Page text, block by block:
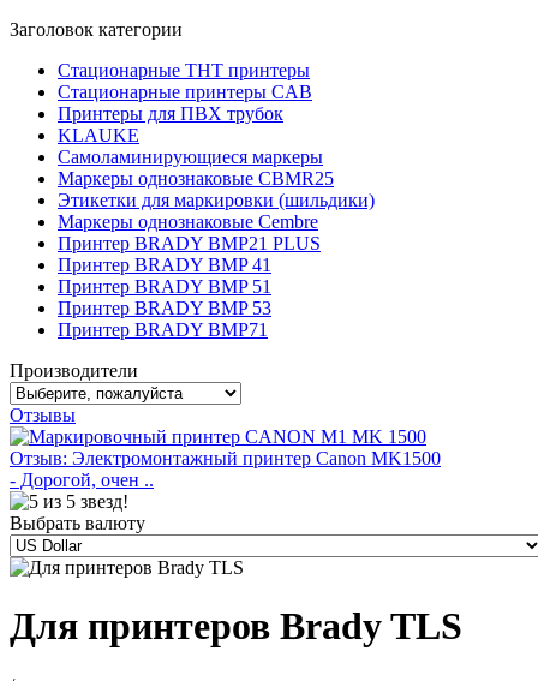
Заголовок категории
Стационарные THT принтеры
Стационарные принтеры CAB
Принтеры для ПВХ трубок
KLAUKE
Самоламинирующиеся маркеры
Маркеры однознаковые CBMR25
Этикетки для маркировки (шильдики)
Маркеры однознаковые Cembre
Принтер BRADY BMP21 PLUS
Принтер BRADY BMP 41
Принтер BRADY BMP 51
Принтер BRADY BMP 53
Принтер BRADY BMP71
Производители
Отзывы
Отзыв: Электромонтажный принтер Canon MK1500
- Дорогой, очен ..
Выбрать валюту
Для принтеров Brady TLS